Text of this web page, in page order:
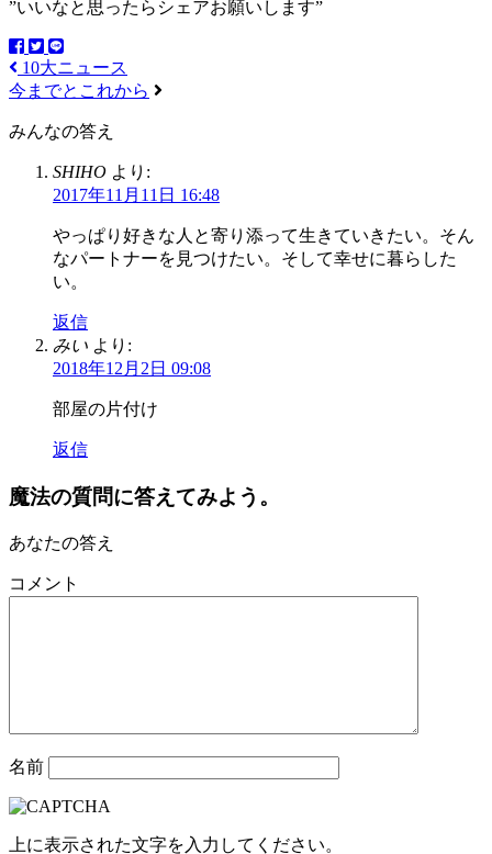
”いいなと思ったらシェアお願いします”
10大ニュース
今までとこれから
みんなの答え
SHIHO より:
2017年11月11日 16:48
やっぱり好きな人と寄り添って生きていきたい。そん
なパートナーを見つけたい。そして幸せに暮らした
い。
返信
みい より:
2018年12月2日 09:08
部屋の片付け
返信
魔法の質問に答えてみよう。
あなたの答え
コメント
名前
上に表示された文字を入力してください。